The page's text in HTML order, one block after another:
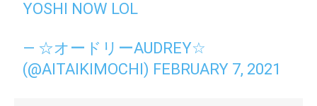
YOSHI NOW LOL
— ☆オードリーAUDREY☆
(@AITAIKIMOCHI) FEBRUARY 7, 2021